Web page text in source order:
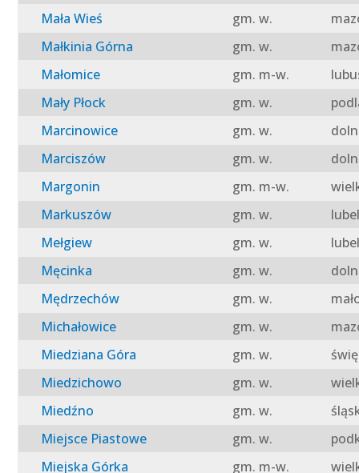
Mała Wieś
gm. w.
Małkinia Górna
gm. w.
Małomice
gm. m-w.
Mały Płock
gm. w.
Marcinowice
gm. w.
Marciszów
gm. w.
Margonin
gm. m-w.
Markuszów
gm. w.
Mełgiew
gm. w.
Męcinka
gm. w.
Mędrzechów
gm. w.
Michałowice
gm. w.
Miedziana Góra
gm. w.
Miedzichowo
gm. w.
Miedźno
gm. w.
Miejsce Piastowe
gm. w.
Miejska Górka
gm. m-w.